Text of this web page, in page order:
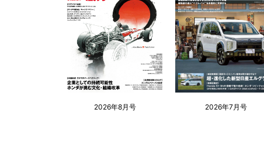
2026年8月号 2026年7月号